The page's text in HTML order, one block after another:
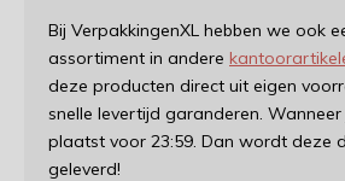
Bij VerpakkingenXL hebben we ook
assortiment in andere
deze producten direct uit eigen
snelle levertijd garanderen.
plaatst voor 23:59. Dan wordt deze
geleverd!